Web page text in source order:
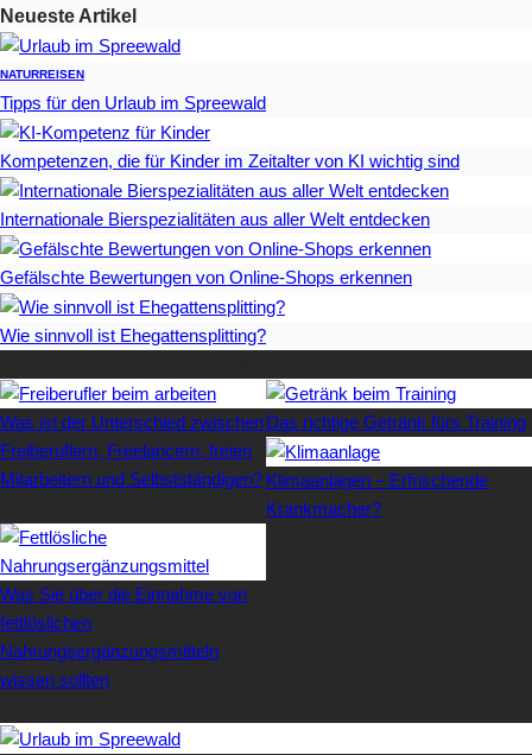
Neueste Artikel
NATURREISEN
Tipps für den Urlaub im Spreewald
Kompetenzen, die für Kinder im Zeitalter von KI wichtig sind
Internationale Bierspezialitäten aus aller Welt entdecken
Gefälschte Bewertungen von Online-Shops erkennen
Wie sinnvoll ist Ehegattensplitting?
Was ist der Unterschied zwischen
Freiberuflern, Freelancern, freien
Mitarbeitern und Selbstständigen?
Das richtige Getränk fürs Training
Klimaanlagen – Erfrischende
Krankmacher?
Was Sie über die Einnahme von
fettlöslichen
Nahrungsergänzungsmitteln
wissen sollten